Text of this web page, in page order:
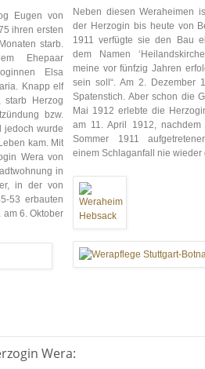
Eugen von
ihren ersten
starb.
Ehepaar
Elsa
Knapp elf
starb Herzog
bzw.
jedoch wurde
kam. Mit
Wera von
in
in der von
53 erbauten
am 6. Oktober
Neben diesen Weraheimen
der Herzogin bis heute von
1911 verfügte sie den Bau
dem Namen
meine vor fünfzig Jahren
sein soll“. Am 2. Dezember
Spatenstich. Aber schon die
Mai 1912 erlebte die
am 11. April 1912,
Sommer 1911
einem Schlaganfall nie wieder
Wera: